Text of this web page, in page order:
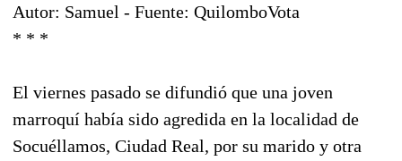
Autor: Samuel - Fuente: QuilomboVota
* * *
El viernes pasado se difundió que una joven
marroquí había sido agredida en la localidad de
Socuéllamos, Ciudad Real, por su marido y otra